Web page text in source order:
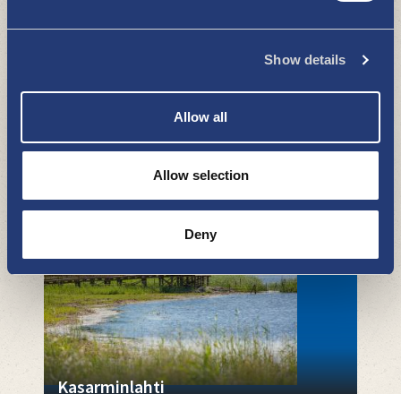
Show details
Allow all
Allow selection
Deny
Gästhafen Pakkahuone
DAS MEER UND DIE ÜBRIGE NATUR
Kasarminlahti